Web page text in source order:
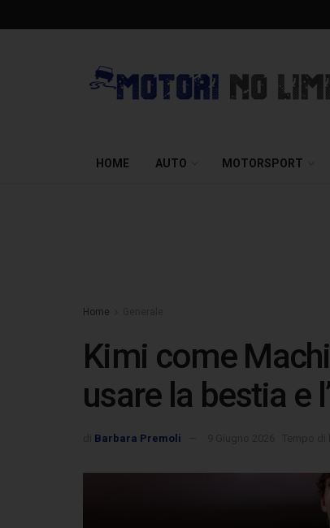
HOME AUTO MOTORSPORT
Home
Kimi come
usare la bestia e
Barbara Premoli